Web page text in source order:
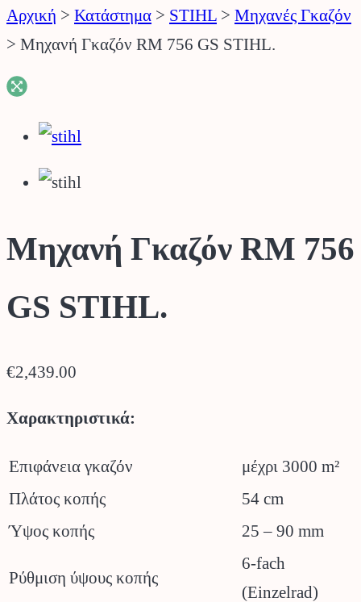
Αρχική > Κατάστημα > STIHL > Μηχανές Γκαζόν
> Μηχανή Γκαζόν RM 756 GS STIHL.
Μηχανή Γκαζόν RM 756
GS STIHL.
€2,439.00
Χαρακτηριστικά:
Επιφάνεια γκαζόν
μέχρι 3000 m²
Πλάτος κοπής
54 cm
Ύψος κοπής
25 – 90 mm
Ρύθμιση ύψους κοπής
6-fach
(Einzelrad)